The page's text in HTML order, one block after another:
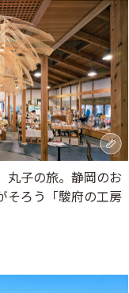
丸子の旅。静岡のお
そろう「駿府の工房